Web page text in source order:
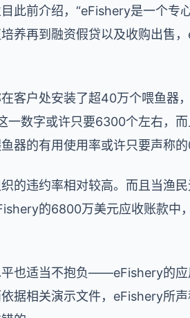
前介绍，“eFishery是一个专
养再到融资假贷以及收购出售
客户处安装了超40万个喂鱼器
一数字或许只要6300个左右，
器的有用使用率或许只要声称的
的违约率相对较高。而且当渔
的6800万美元应收账款中
也适当不抱负——eFishery的
据相关演示文件，eFishery所